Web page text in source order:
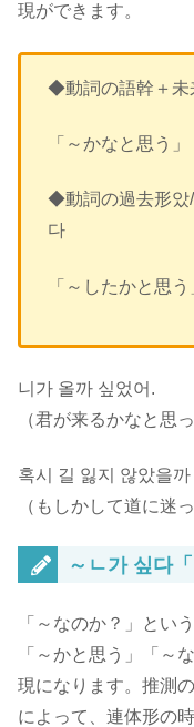
現ができます。
◆動詞の語幹＋未
「～かなと思う」
◆動詞の過去形았
다
「～したかと思う
니가 올까 싶었어.
（君が来るかなと思っ
혹시 길 잃지 않았을
（もしかして道に迷
～ㄴ가 싶다
「～なのか？」とい
「～かと思う」「～
現になります。推測
によって、連体形の